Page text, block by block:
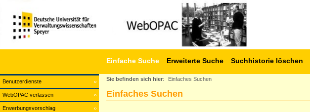
Benutzerdienste
WebOPAC verlassen
Erwerbungsvorschlag
Einfache Suche Erweiterte Suche Suchhistorie löschen
Sie befinden sich hier: Einfaches Suchen
Einfaches Suchen